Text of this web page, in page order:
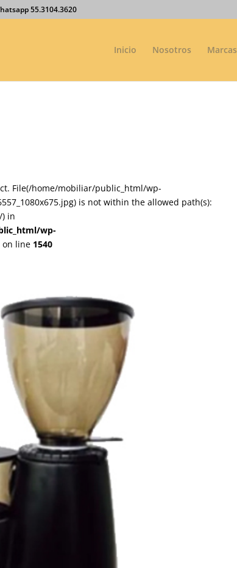
55.3104.3620
Inicio Nosotros Marcas
File(/home/mobiliar/public_html/wp-
is not within the allowed path(s):
in
wp-
on line 1540